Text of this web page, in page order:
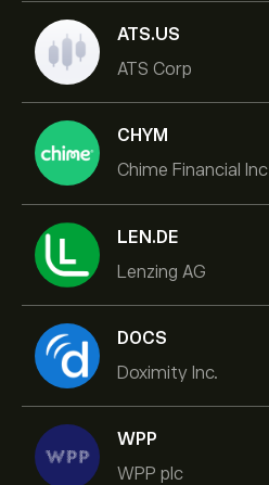
ATS.US
ATS Corp
CHYM
Chime Financial Inc
LEN.DE
Lenzing AG
DOCS
Doximity Inc.
WPP
WPP plc